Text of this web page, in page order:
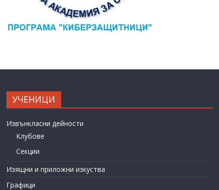
УЧЕНИЦИ
Извънкласни дейности
Клубове
Секции
Изящни и приложни изкуства
Графици